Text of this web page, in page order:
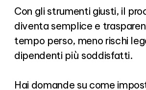
Con gli strumenti giusti, il
diventa semplice e
tempo perso, meno rischi
dipendenti più soddisfatti.
Hai domande su come